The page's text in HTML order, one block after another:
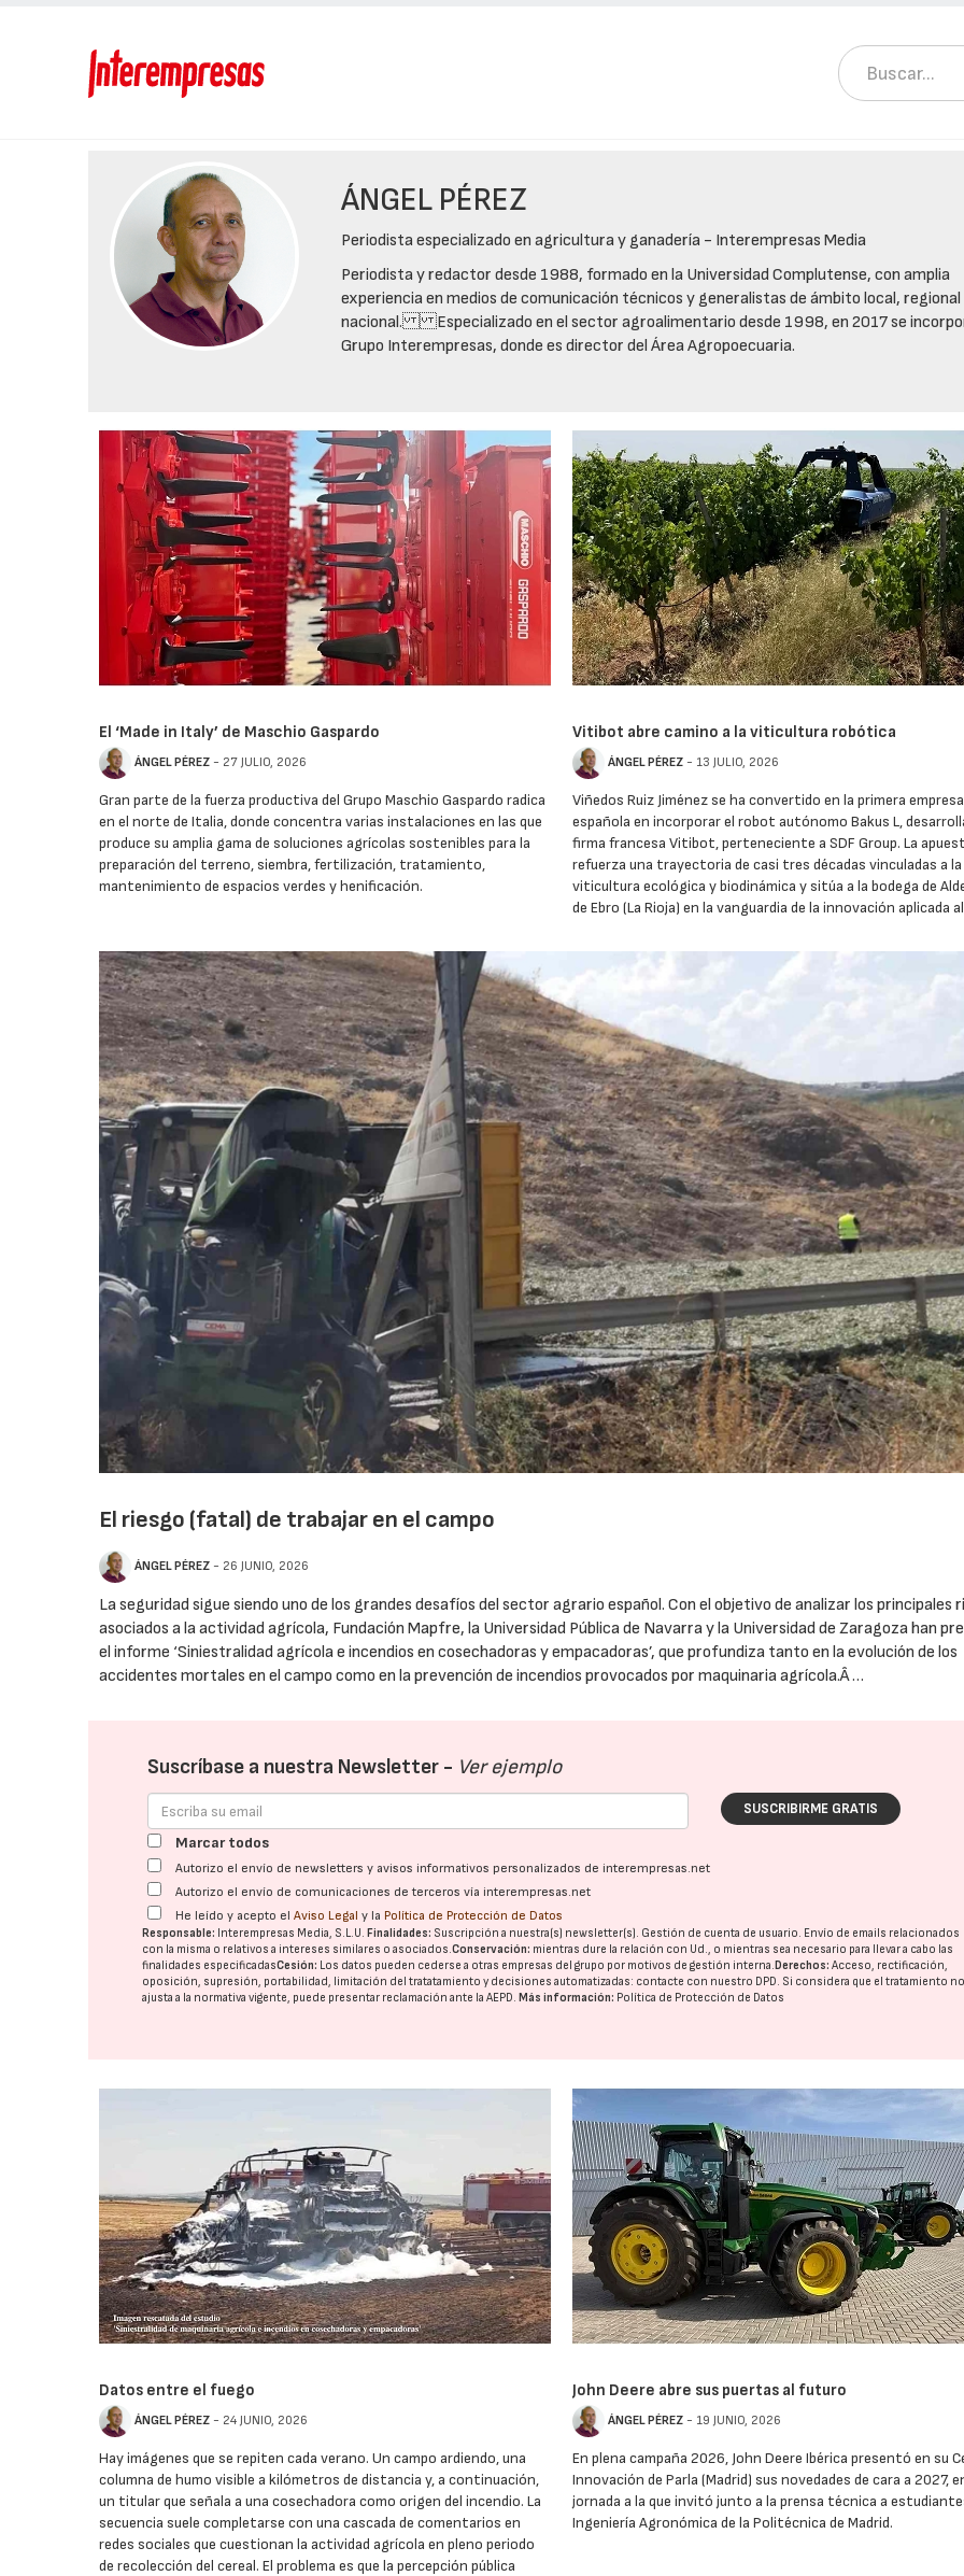
ÁNGEL PÉREZ
Periodista especializado en agricultura y ganadería - Interempresas Media
Periodista y redactor desde 1988, formado en la Universidad Complutense, con amplia
experiencia en medios de comunicación técnicos y generalistas de ámbito local, regional
nacional. Especializado en el sector agroalimentario desde 1998, en 2017 se
Grupo Interempresas, donde es director del Área Agropoecuaria.
El ‘Made in Italy’ de Maschio Gaspardo
ÁNGEL PÉREZ - 27 JULIO, 2026
Gran parte de la fuerza productiva del Grupo Maschio Gaspardo radica
en el norte de Italia, donde concentra varias instalaciones en las que
produce su amplia gama de soluciones agrícolas sostenibles para la
preparación del terreno, siembra, fertilización, tratamiento,
mantenimiento de espacios verdes y henificación.
Vitibot abre camino a la viticultura robótica
ÁNGEL PÉREZ - 13 JULIO, 2026
Viñedos Ruiz Jiménez se ha convertido en la primera empresa
española en incorporar el robot autónomo Bakus L,
firma francesa Vitibot, perteneciente a SDF Group. La
refuerza una trayectoria de casi tres décadas vinculadas a la
viticultura ecológica y biodinámica y sitúa a la bodega de
de Ebro (La Rioja) en la vanguardia de la innovación aplicada
El riesgo (fatal) de trabajar en el campo
ÁNGEL PÉREZ - 26 JUNIO, 2026
La seguridad sigue siendo uno de los grandes desafíos del sector agrario español. Con el objetivo de analizar los principales
asociados a la actividad agrícola, Fundación Mapfre, la Universidad Pública de Navarra y la Universidad de Zaragoza han
el informe ‘Siniestralidad agrícola e incendios en cosechadoras y empacadoras’, que profundiza tanto en la evolución de los
accidentes mortales en el campo como en la prevención de incendios provocados por maquinaria agrícola.Â …
Suscríbase a nuestra Newsletter - Ver ejemplo
SUSCRIBIRME GRATIS
Marcar todos
Autorizo el envío de newsletters y avisos informativos personalizados de interempresas.net
Autorizo el envío de comunicaciones de terceros vía interempresas.net
He leído y acepto el Aviso Legal y la Política de Protección de Datos
Responsable: Interempresas Media, S.L.U. Finalidades: Suscripción a nuestra(s) newsletter(s). Gestión de cuenta de usuario. Envío de emails relacionados
con la misma o relativos a intereses similares o asociados.Conservación: mientras dure la relación con Ud., o mientras sea necesario para llevar a cabo las
finalidades especificadasCesión: Los datos pueden cederse a otras empresas del grupo por motivos de gestión interna. Derechos: Acceso, rectificación,
oposición, supresión, portabilidad, limitación del tratatamiento y decisiones automatizadas: contacte con nuestro DPD. Si considera que el tratamiento
ajusta a la normativa vigente, puede presentar reclamación ante la AEPD. Más información: Política de Protección de Datos
Datos entre el fuego
ÁNGEL PÉREZ - 24 JUNIO, 2026
Hay imágenes que se repiten cada verano. Un campo ardiendo, una
columna de humo visible a kilómetros de distancia y, a continuación,
un titular que señala a una cosechadora como origen del incendio. La
secuencia suele completarse con una cascada de comentarios en
redes sociales que cuestionan la actividad agrícola en pleno periodo
de recolección del cereal. El problema es que la percepción pública
John Deere abre sus puertas al futuro
ÁNGEL PÉREZ - 19 JUNIO, 2026
En plena campaña 2026, John Deere Ibérica presentó en su
Innovación de Parla (Madrid) sus novedades de cara a 2027,
jornada a la que invitó junto a la prensa técnica a
Ingeniería Agronómica de la Politécnica de Madrid.
23/07/2026 27/07/2026